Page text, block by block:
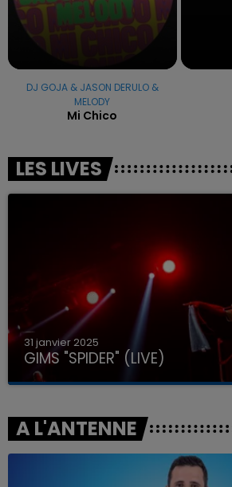
DJ GOJA & JASON DERULO &
MELODY
Mi Chico
LES LIVES
31 janvier 2025
GIMS "SPIDER" (LIVE)
A L'ANTENNE